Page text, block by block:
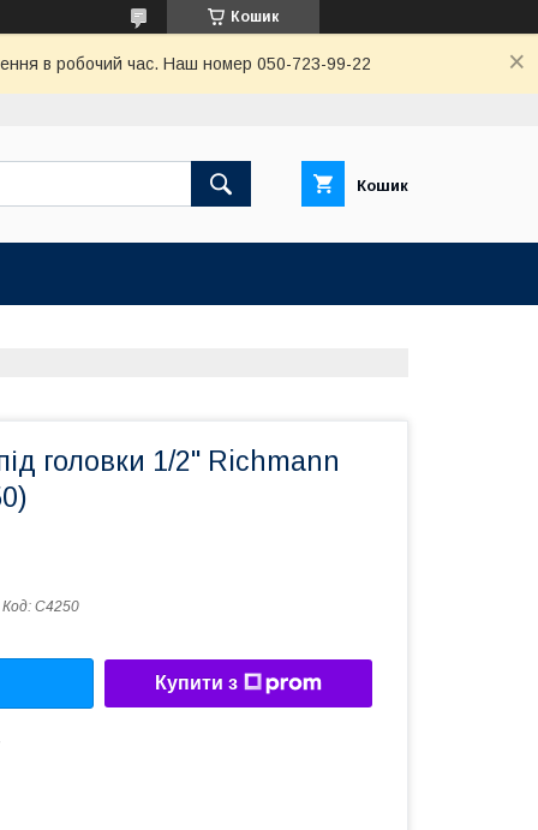
Кошик
в робочий час. Наш номер 050-723-99-22
Кошик
головки 1/2" Richmann
Код: C4250
Купити з